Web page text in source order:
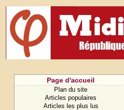
Page d'accueil
Plan du site
Articles populaires
Articles les plus lus